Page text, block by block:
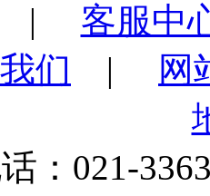
| 客服中
们 |
网
话：021-